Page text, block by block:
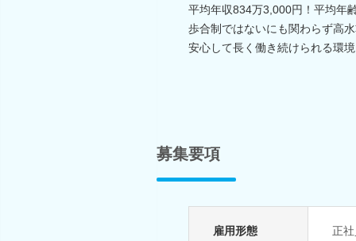
平均年収834万3,000円！平均年
歩合制ではないにも関わらず高
安心して長く働き続けられる環
募集要項
雇用形態 正